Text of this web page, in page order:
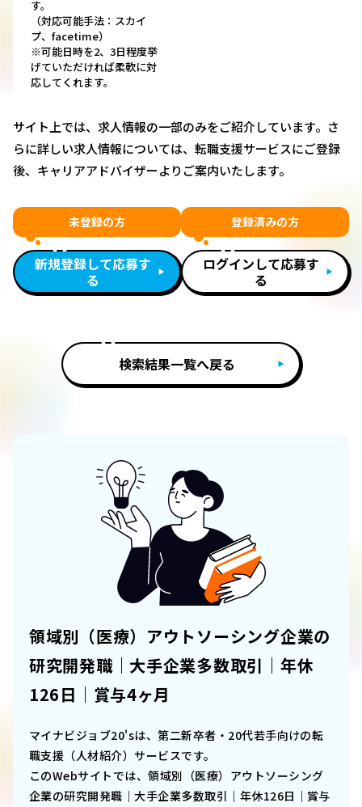
す。
（対応可能手法：スカイ
プ、facetime）
※可能日時を2、3日程度挙
げていただければ柔軟に対
応してくれます。
サイト上では、求人情報の一部のみをご紹介しています。さ
らに詳しい求人情報については、転職支援サービスにご登録
後、キャリアアドバイザーよりご案内いたします。
未登録の方
新規登録して応募す
る
登録済みの方
ログインして応募す
る
検索結果一覧へ戻る
領域別（医療）アウトソーシング企業の
研究開発職｜大手企業多数取引｜年休
126日｜賞与4ヶ月
マイナビジョブ20'sは、第二新卒者・20代若手向けの転
職支援（人材紹介）サービスです。
このWebサイトでは、領域別（医療）アウトソーシング
企業の研究開発職｜大手企業多数取引｜年休126日｜賞与